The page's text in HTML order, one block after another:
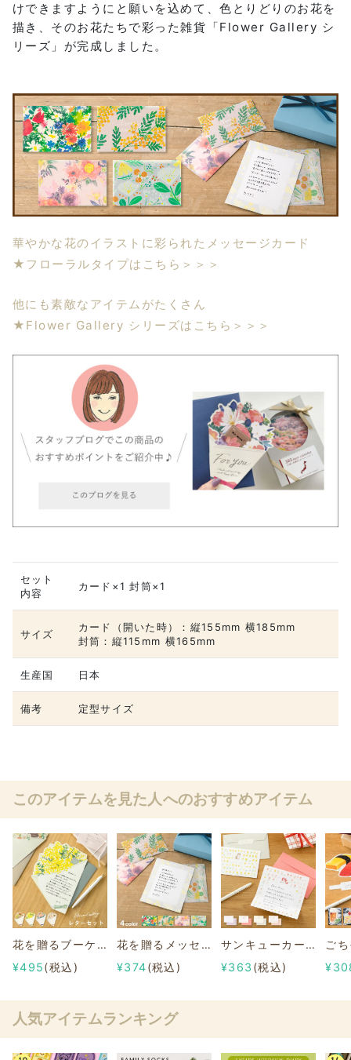
けできますようにと願いを込めて、色とりどりのお花を
描き、そのお花たちで彩った雑貨「Flower Gallery シ
リーズ」が完成しました。
華やかな花のイラストに彩られたメッセージカード
★フローラルタイプはこちら＞＞＞
他にも素敵なアイテムがたくさん
★Flower Gallery シリーズはこちら＞＞＞
セット
内容
カード×1 封筒×1
サイズ
カード（開いた時）：縦155mm 横185mm
封筒：縦115mm 横165mm
生産国 日本
備考 定型サイズ
このアイテムを見た人へのおすすめアイテム
花を贈るブーケレター
¥495(税込)
花を贈るメッセージカード〈フローラル〉
¥374(税込)
サンキューカード《そよそよわんこ》
¥363 (税込)
人気アイテムランキング